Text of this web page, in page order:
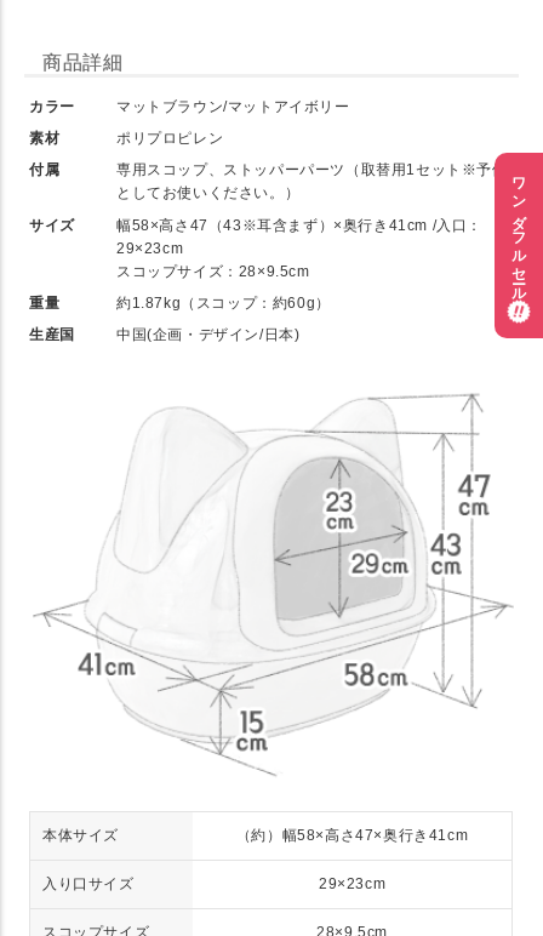
商品詳細
カラー
マットブラウン/マットアイボリー
素材
ポリプロピレン
付属
専用スコップ、ストッパーパーツ（取替用1セット※予備
としてお使いください。）
サイズ
幅58×高さ47（43※耳含まず）×奥行き41cm /入口：
29×23cm
スコップサイズ：28×9.5cm
重量
約1.87kg（スコップ：約60g）
生産国
中国(企画・デザイン/日本)
本体サイズ （約）幅58×高さ47×奥行き41cm
入り口サイズ 29×23cm
スコップサイズ 28×9.5cm
ワンダフルセール